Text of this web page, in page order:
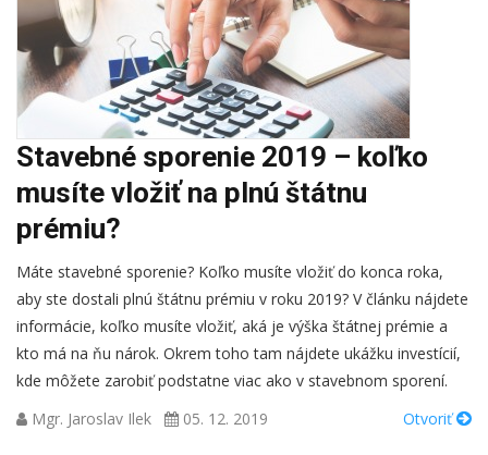
Stavebné sporenie 2019 – koľko
musíte vložiť na plnú štátnu
prémiu?
Máte stavebné sporenie? Koľko musíte vložiť do konca roka,
aby ste dostali plnú štátnu prémiu v roku 2019? V článku nájdete
informácie, koľko musíte vložiť, aká je výška štátnej prémie a
kto má na ňu nárok. Okrem toho tam nájdete ukážku investícií,
kde môžete zarobiť podstatne viac ako v stavebnom sporení.
Mgr. Jaroslav Ilek
05. 12. 2019 Otvoriť